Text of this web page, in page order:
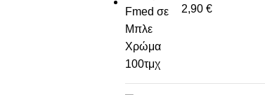
2,90 €